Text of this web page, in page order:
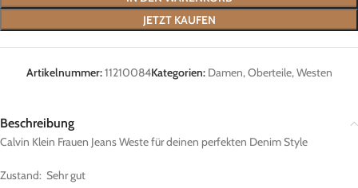
JETZT KAUFEN
Artikelnummer:11210084Kategorien: Damen, Oberteile, Westen
Beschreibung
Calvin Klein Frauen Jeans Weste für deinen perfekten Denim Style
Zustand: Sehr gut